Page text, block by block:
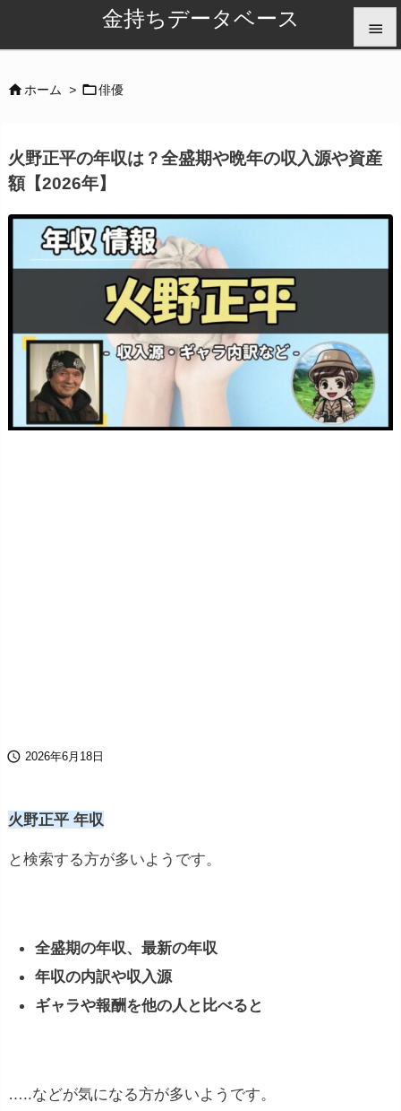
金持ちデータベース 


ホーム > 俳優
火野正平の年収は？全盛期や晩年の収入源や資産
額【2026年】
 2026年6月18日
火野正平 年収
と検索する方が多いようです。
全盛期の年収、最新の年収
年収の内訳や収入源
ギャラや報酬を他の人と比べると
…..などが気になる方が多いようです。